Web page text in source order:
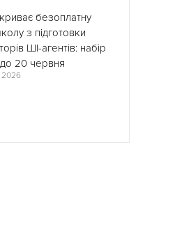
2026
безоплатну
з підготовки
ШІ-агентів: набір
20 червня